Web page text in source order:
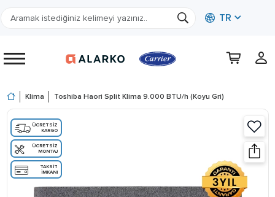
TR
Klima Toshiba Haori Split Klima 9.000 BTU/h (Koyu Gri)
ÜCRETSIZ
KARGO
ÜCRETSIZ
MONTAJ
TAKSIT
İMKANI